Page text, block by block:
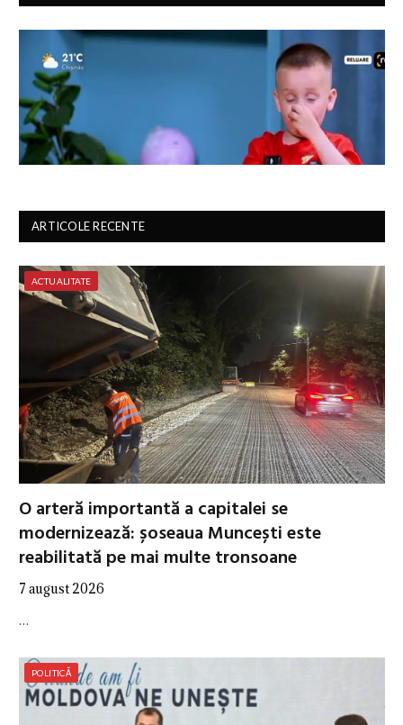
ARTICOLE RECENTE
ACTUALITATE
O arteră importantă a capitalei se
modernizează: șoseaua Muncești este
reabilitată pe mai multe tronsoane
7 august 2026
…
POLITICĂ